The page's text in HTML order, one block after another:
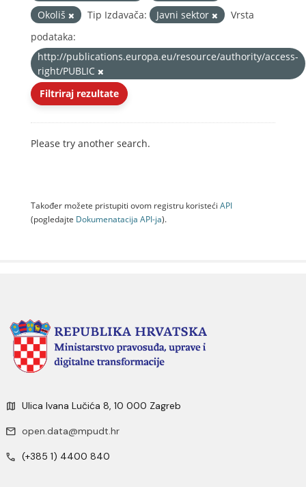
Okoliš
Tip Izdavača: Javni sektor
Vrsta
podataka:
http://publications.europa.eu/resource/authority/access-
right/PUBLIC
Filtriraj rezultate
Please try another search.
Također možete pristupiti ovom registru koristeći API
(pogledajte Dokumenаtаcijа API-jа).